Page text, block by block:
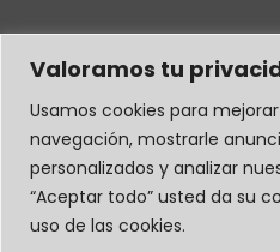
Valoramos tu
Usamos cookies para
navegación, mostrarle
personalizados y analizar
“Aceptar todo” usted da su
uso de las cookies.
C. General
Cornellá de
934
Lu – Vi :